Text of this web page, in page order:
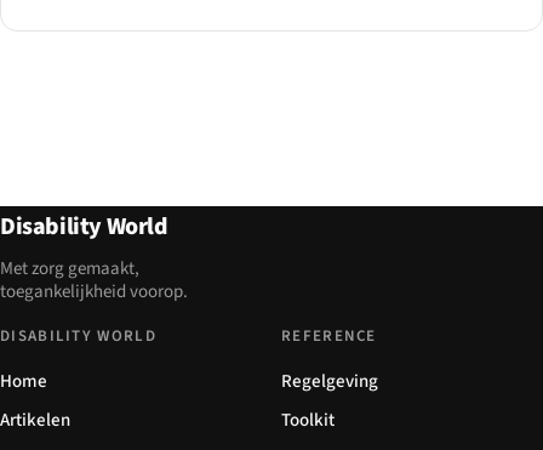
verlengingsonderhandeling bewegen.
Disability World
Met zorg gemaakt,
toegankelijkheid voorop.
DISABILITY WORLD
Home
Artikelen
REFERENCE
Regelgeving
Toolkit